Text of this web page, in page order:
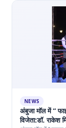
NEWS
अंबुजा मॉल में “
विजेता:डॉ. राकेश